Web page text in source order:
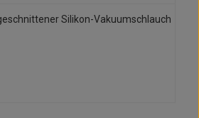
Silikon-Vakuumschlauch